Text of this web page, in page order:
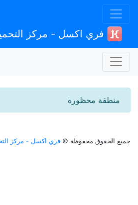
فري اكسل - مركز التحميل
منطقة محظورة
الحقوق محفوظة ©فري اكسل - مركز التحميل